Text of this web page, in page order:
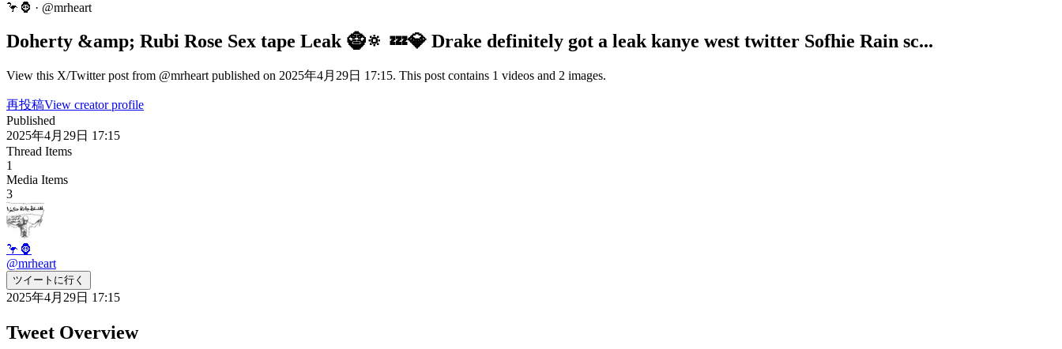
🦩🦍 · @mrheart
Doherty &amp; Rubi Rose Sex tape Leak 🧌🔅 💤💎 Drake definitely got a leak kanye west twitter Sofhie Rain sc...
View this X/Twitter post from @mrheart published on 2025年4月29日 17:15. This post contains 1 videos and 2 images.
再投稿View creator profile
Published
2025年4月29日 17:15
Thread Items
1
Media Items
3
🦩🦍
@mrheart
ツイートに行く
2025年4月29日 17:15
Tweet Overview